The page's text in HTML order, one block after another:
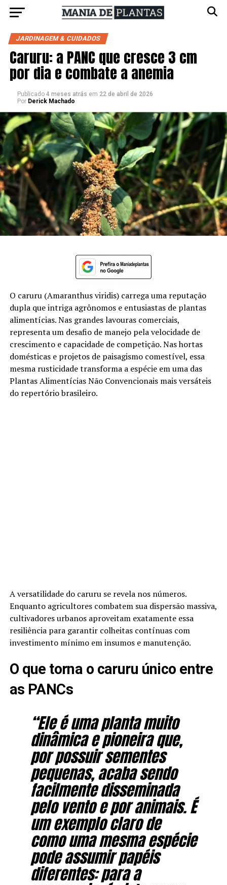
JARDINAGEM & CUIDADOS
Caruru: a PANC que cresce 3 cm
por dia e combate a anemia
Publicado 4 meses atrás em 22 de abril de 2026
Por Derick Machado
O caruru (Amaranthus viridis) carrega uma reputação
dupla que intriga agrônomos e entusiastas de plantas
alimentícias. Nas grandes lavouras comerciais,
representa um desafio de manejo pela velocidade de
crescimento e capacidade de competição. Nas hortas
domésticas e projetos de paisagismo comestível, essa
mesma rusticidade transforma a espécie em uma das
Plantas Alimentícias Não Convencionais mais versáteis
do repertório brasileiro.
A versatilidade do caruru se revela nos números.
Enquanto agricultores combatem sua dispersão massiva,
cultivadores urbanos aproveitam exatamente essa
resiliência para garantir colheitas contínuas com
investimento mínimo em insumos e manutenção.
O que torna o caruru único entre
as PANCs
“Ele é uma planta muito
dinâmica e pioneira que,
por possuir sementes
pequenas, acaba sendo
facilmente disseminada
pelo vento e por animais. É
um exemplo claro de
como uma mesma espécie
pode assumir papéis
diferentes: para a